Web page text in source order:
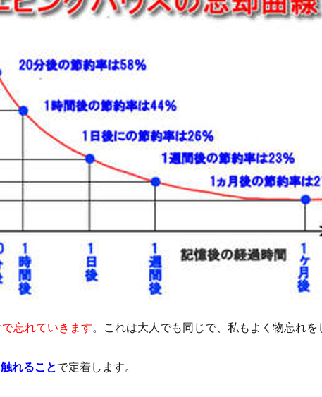
忘れていきます。これは大人でも同じで、私もよく物忘れを
れることで定着します。